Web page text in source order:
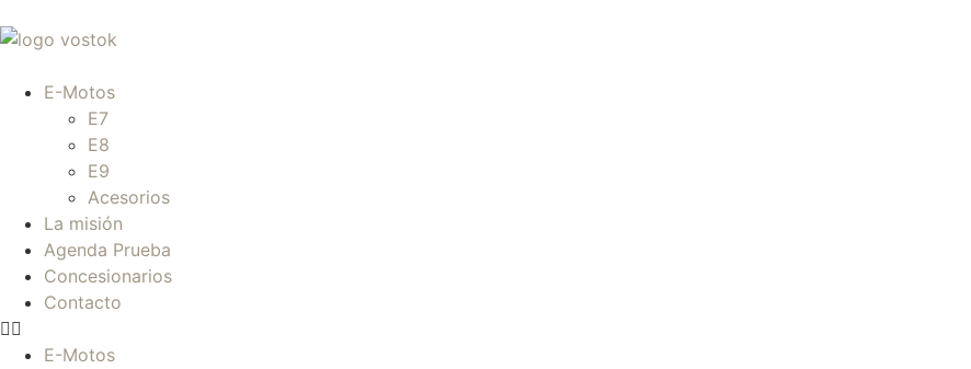
E-Motos
E7
E8
E9
Acesorios
La misión
Agenda Prueba
Concesionarios
Contacto
E-Motos